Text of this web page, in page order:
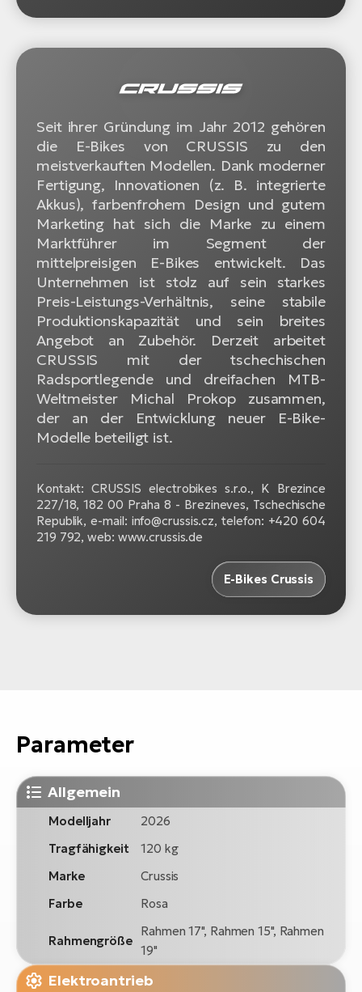
Seit ihrer Gründung im Jahr 2012 gehören
die E-Bikes von CRUSSIS zu den
meistverkauften Modellen. Dank moderner
Fertigung, Innovationen (z. B. integrierte
Akkus), farbenfrohem Design und gutem
Marketing hat sich die Marke zu einem
Marktführer im Segment der
mittelpreisigen E-Bikes entwickelt. Das
Unternehmen ist stolz auf sein starkes
Preis-Leistungs-Verhältnis, seine stabile
Produktionskapazität und sein breites
Angebot an Zubehör. Derzeit arbeitet
CRUSSIS mit der tschechischen
Radsportlegende und dreifachen MTB-
Weltmeister Michal Prokop zusammen,
der an der Entwicklung neuer E-Bike-
Modelle beteiligt ist.
Kontakt: CRUSSIS electrobikes s.r.o., K Brezince
227/18, 182 00 Praha 8 - Brezineves, Tschechische
Republik, e-mail: info@crussis.cz, telefon: +420 604
219 792, web: www.crussis.de
E-Bikes Crussis
Parameter
Allgemein
Modelljahr
2026
Tragfähigkeit
120 kg
Marke
Crussis
Farbe
Rosa
Rahmengröße
Rahmen 17", Rahmen 15", Rahmen
19"
Elektroantrieb